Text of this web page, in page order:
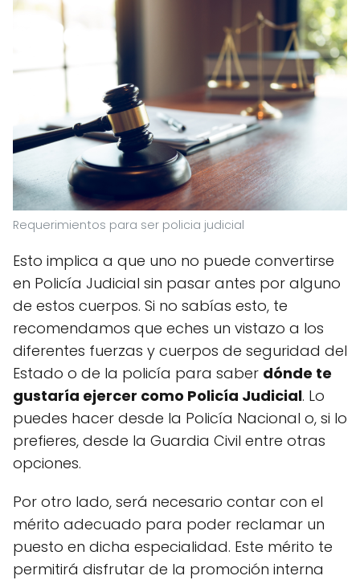
Requerimientos para ser policia judicial
Esto implica a que uno no puede convertirse
en Policía Judicial sin pasar antes por alguno
de estos cuerpos. Si no sabías esto, te
recomendamos que eches un vistazo a los
diferentes fuerzas y cuerpos de seguridad del
Estado o de la policía para saber dónde te
gustaría ejercer como Policía Judicial. Lo
puedes hacer desde la Policía Nacional o, si lo
prefieres, desde la Guardia Civil entre otras
opciones.
Por otro lado, será necesario contar con el
mérito adecuado para poder reclamar un
puesto en dicha especialidad. Este mérito te
permitirá disfrutar de la promoción interna